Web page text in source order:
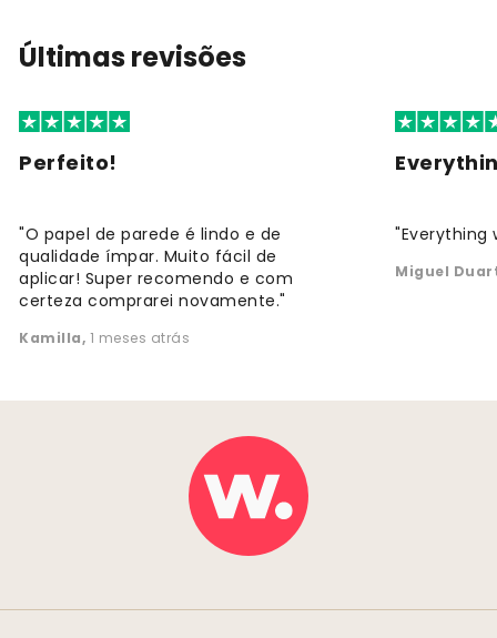
Últimas revisões
Perfeito!
"O papel de parede é lindo e de
qualidade ímpar. Muito fácil de
aplicar! Super recomendo e com
certeza comprarei novamente."
Kamilla, 1 meses atrás
"Everything
Miguel